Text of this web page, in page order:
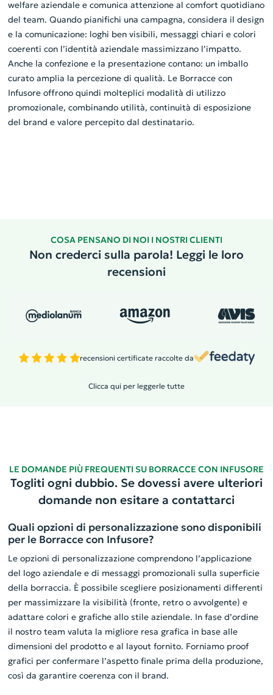
welfare aziendale e comunica attenzione al comfort quotidiano
del team. Quando pianifichi una campagna, considera il design
e la comunicazione: loghi ben visibili, messaggi chiari e colori
coerenti con l’identità aziendale massimizzano l’impatto.
Anche la confezione e la presentazione contano: un imballo
curato amplia la percezione di qualità. Le Borracce con
Infusore offrono quindi molteplici modalità di utilizzo
promozionale, combinando utilità, continuità di esposizione
del brand e valore percepito dal destinatario.
COSA PENSANO DI NOI I NOSTRI CLIENTI
Non crederci sulla parola! Leggi le loro
recensioni
recensioni certificate raccolte da
Clicca qui per leggerle tutte
LE DOMANDE PIÙ FREQUENTI SU BORRACCE CON INFUSORE
Togliti ogni dubbio. Se dovessi avere ulteriori
domande non esitare a contattarci
Quali opzioni di personalizzazione sono disponibili
per le Borracce con Infusore?
Le opzioni di personalizzazione comprendono l’applicazione
del logo aziendale e di messaggi promozionali sulla superficie
della borraccia. È possibile scegliere posizionamenti differenti
per massimizzare la visibilità (fronte, retro o avvolgente) e
adattare colori e grafiche allo stile aziendale. In fase d’ordine
il nostro team valuta la migliore resa grafica in base alle
dimensioni del prodotto e al layout fornito. Forniamo proof
grafici per confermare l’aspetto finale prima della produzione,
così da garantire coerenza con il brand.